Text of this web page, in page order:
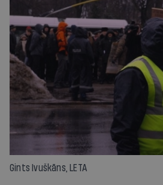
Gints Ivuškāns, LETA